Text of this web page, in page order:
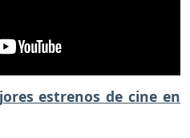
estrenos de cine en